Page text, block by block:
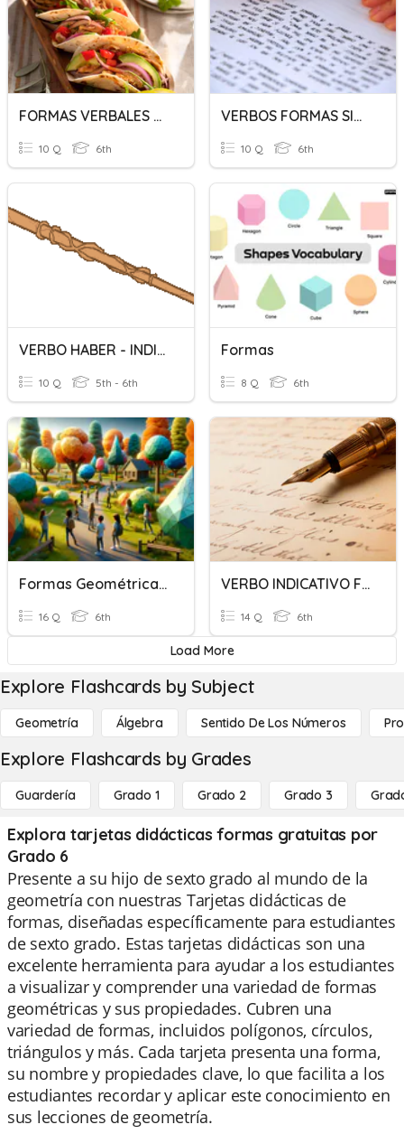
FORMAS VERBALES DE INDICATIVO
10 Q 6th
VERBOS FORMAS SIMPLES INDICATIVO
10 Q 6th
VERBO HABER - INDICATIVO - FORMAS SIMPLES
10 Q 5th - 6th
Formas
8 Q 6th
Formas Geométricas Y Tinkercad
16 Q 6th
VERBO INDICATIVO FORMAS COMPUESTAS
14 Q 6th
Load More
Explore Flashcards by Subject
Geometría Álgebra Sentido De Los Números
Explore Flashcards by Grades
Guardería Grado 1 Grado 2 Grado 3
Explora tarjetas didácticas formas gratuitas por
Grado 6
Presente a su hijo de sexto grado al mundo de la
geometría con nuestras Tarjetas didácticas de
formas, diseñadas específicamente para estudiantes
de sexto grado. Estas tarjetas didácticas son una
excelente herramienta para ayudar a los estudiantes
a visualizar y comprender una variedad de formas
geométricas y sus propiedades. Cubren una
variedad de formas, incluidos polígonos, círculos,
triángulos y más. Cada tarjeta presenta una forma,
su nombre y propiedades clave, lo que facilita a los
estudiantes recordar y aplicar este conocimiento en
sus lecciones de geometría.